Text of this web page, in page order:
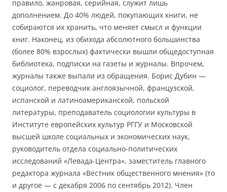
правило, жанровая, серийная, служит лишь
дополнением. До 40% людей, покупающих книги, не
собираются их хранить, что меняет смысл и функции
книг. Наконец, из обихода абсолютного большинства
(более 80% взрослых) фактически вышли общедоступная
библиотека, подписки на газеты и журналы. Впрочем,
журналы также выпали из обращения. Борис Дубин —
социолог, переводчик англоязычной, французской,
испанской и латиноамериканской, польской
литературы, преподаватель социологии культуры в
Институте европейских культур РГГУ и Московской
высшей школе социальных и экономических наук,
руководитель отдела социально-политических
исследований «Левада-Центра», заместитель главного
редактора журнала «Вестник общественного мнения» (то
и другое — с декабря 2006 по сентябрь 2012). Член